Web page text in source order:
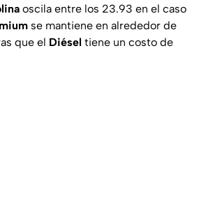
oscila entre los 23.93 en el caso
se mantiene en alrededor de
que el Diésel tiene un costo de